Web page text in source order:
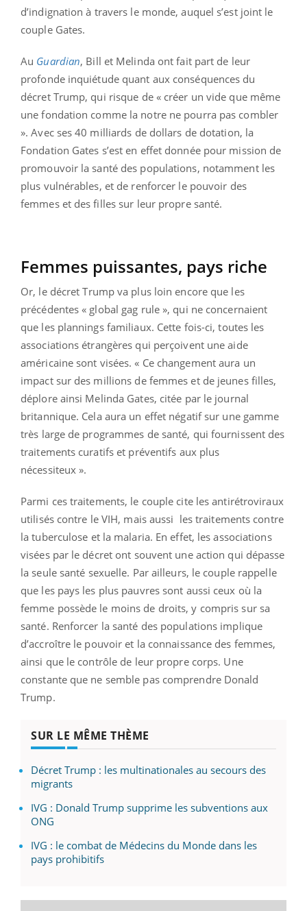
d’indignation à travers le monde, auquel s’est joint le
couple Gates.
Au Guardian, Bill et Melinda ont fait part de leur
profonde inquiétude quant aux conséquences du
décret Trump, qui risque de « créer un vide que même
une fondation comme la notre ne pourra pas combler
». Avec ses 40 milliards de dollars de dotation, la
Fondation Gates s’est en effet donnée pour mission de
promouvoir la santé des populations, notamment les
plus vulnérables, et de renforcer le pouvoir des
femmes et des filles sur leur propre santé.
Femmes puissantes, pays riche
Or, le décret Trump va plus loin encore que les
précédentes « global gag rule », qui ne concernaient
que les plannings familiaux. Cette fois-ci, toutes les
associations étrangères qui perçoivent une aide
américaine sont visées. « Ce changement aura un
impact sur des millions de femmes et de jeunes filles,
déplore ainsi Melinda Gates, citée par le journal
britannique. Cela aura un effet négatif sur une gamme
très large de programmes de santé, qui fournissent des
traitements curatifs et préventifs aux plus
nécessiteux ».
Parmi ces traitements, le couple cite les antirétroviraux
utilisés contre le VIH, mais aussi les traitements contre
la tuberculose et la malaria. En effet, les associations
visées par le décret ont souvent une action qui dépasse
la seule santé sexuelle. Par ailleurs, le couple rappelle
que les pays les plus pauvres sont aussi ceux où la
femme possède le moins de droits, y compris sur sa
santé. Renforcer la santé des populations implique
d’accroître le pouvoir et la connaissance des femmes,
ainsi que le contrôle de leur propre corps. Une
constante que ne semble pas comprendre Donald
Trump.
SUR LE MÊME THÈME
Décret Trump : les multinationales au secours des
migrants
IVG : Donald Trump supprime les subventions aux
ONG
IVG : le combat de Médecins du Monde dans les
pays prohibitifs